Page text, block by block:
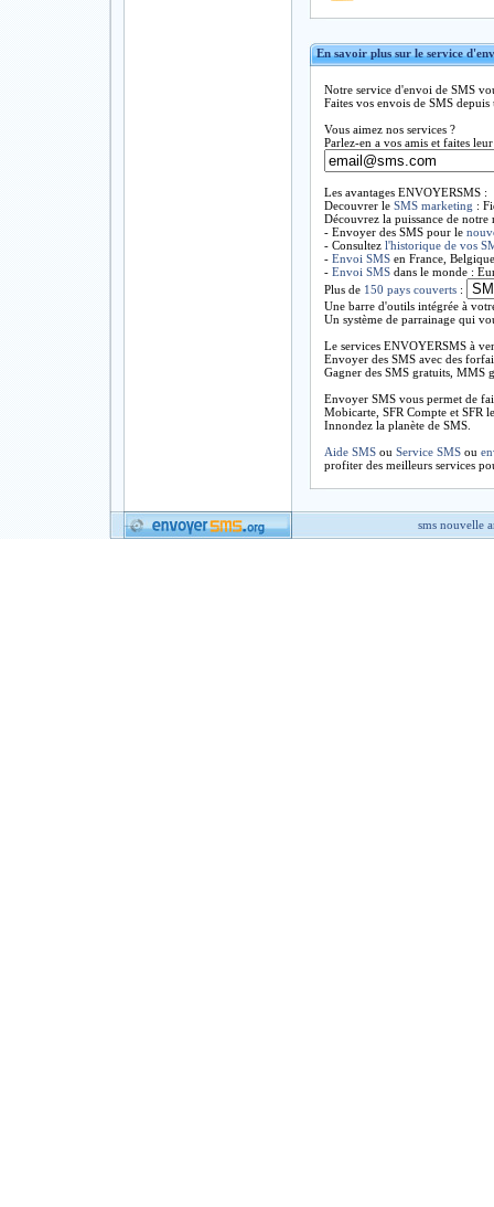
En savoir plus sur le service
Notre service d'envoi de SMS
Faites vos envois de SMS
Vous aimez nos services ?
Parlez-en a vos amis et faites
Les avantages ENVOYERSMS :
Decouvrer le SMS marketing :
Découvrez la puissance de
- Envoyer des SMS pour le
- Consultez l'historique de vos
- Envoi SMS en France,
- Envoi SMS dans le monde :
Plus de 150 pays couverts :
Une barre d'outils intégrée à
Un système de parrainage qui
Le services ENVOYERSMS à
Envoyer des SMS avec des
Gagner des SMS gratuits, MMS
Envoyer SMS vous permet de
Mobicarte, SFR Compte et SFR
Innondez la planète de SMS.
Aide SMS ou Service SMS ou
profiter des meilleurs services
sms nouvelle